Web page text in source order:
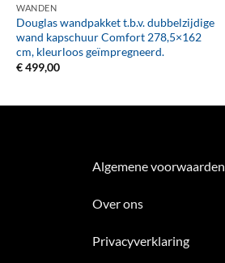
WANDEN
Douglas wandpakket t.b.v. dubbelzijdige
wand kapschuur Comfort 278,5×162
cm, kleurloos geïmpregneerd.
€499,00
Algemene voorwaarden
Over ons
Privacyverklaring